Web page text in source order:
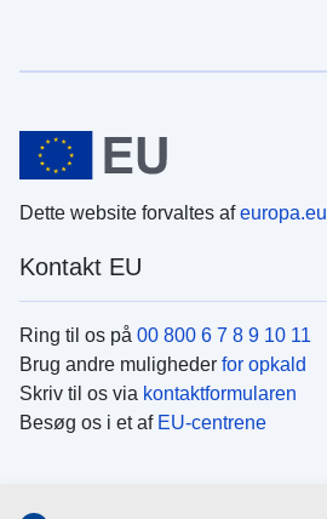
Dette website forvaltes afeuropa.eu
Kontakt EU
Ring til os på 00 800 6 7 8 9 10 11
Brug andre muligheder for opkald
Skriv til os via kontaktformularen
Besøg os i et af EU-centrene